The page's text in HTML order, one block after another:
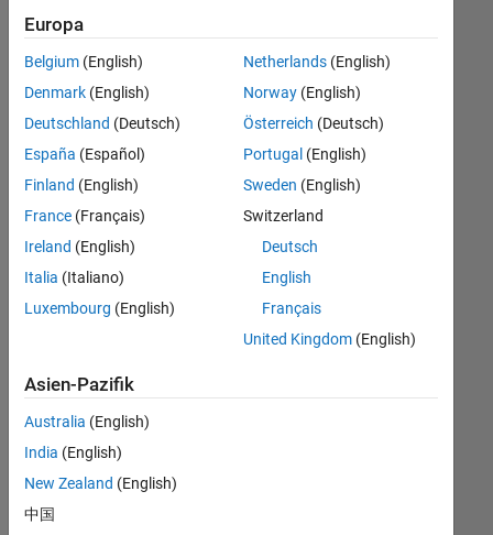
Ihren
Suchkriterien
entsprechen.
können
die
Suchkriterien
weiter
fassen
oder
alle
Stellenangebote
anzeigen .
noch
keine
offenen
Stellen
können,
Europa
Belgium (English)
Denmark (English)
Deutschland (Deutsch)
España (Español)
Finland (English)
France (Français)
Ireland (English)
Italia (Italiano)
Luxembourg (English)
Netherlands(English)
Norway(English)
Österreich (Deutsch)
Portugal (English)
Sweden (English)
Switzerland
Deutsch
English
Français
United Kingdom(English)
Asien-Pazifik
Australia (English)
India (English)
New Zealand (English)
中国